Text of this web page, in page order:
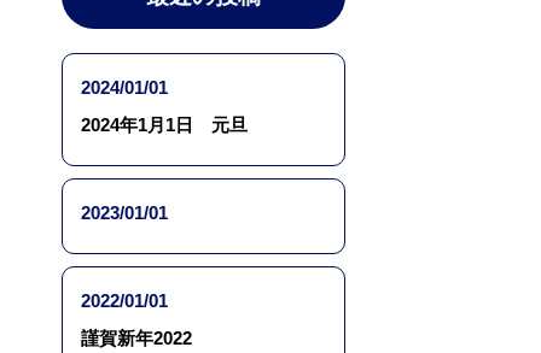
2024/01/01
2024年1月1日 元旦
2023/01/01
2022/01/01
謹賀新年2022